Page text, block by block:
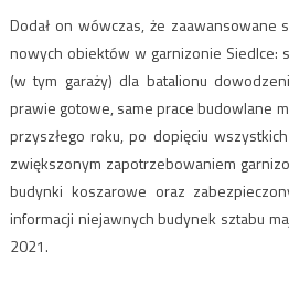
Dodał on wówczas, że zaawansowane
nowych obiektów w garnizonie Siedlce:
(w tym garaży) dla batalionu
prawie gotowe, same prace budowlane
przyszłego roku, po dopięciu
zwiększonym zapotrzebowaniem
budynki koszarowe oraz
informacji niejawnych budynek sztabu
2021.